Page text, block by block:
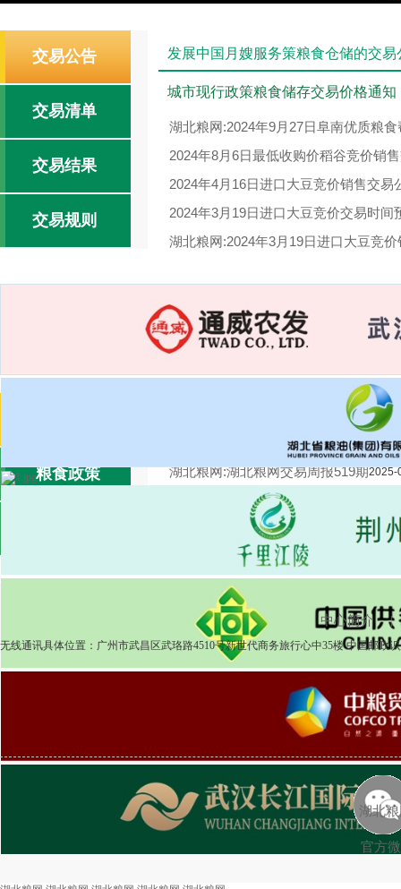
交易公告
交易清单
交易结果
交易规则
发展中国月嫂服务策粮食仓储的交易
城市现行政策粮食储存交易价格通知
湖北粮网:2024年9月27日阜南优质粮
2024年8月6日最低收购价稻谷竞价销
2024年4月16日进口大豆竞价销售交易
2024年3月19日进口大豆竞价交易时间
湖北粮网:2024年3月19日进口大豆竞
粮食政策
2025-04-18
湖北粮网:湖北粮网交易周报519期2025-
湖北粮网交易周报518期 2025-04-03
中心简介
|
无线通讯具体位置：广州市武昌区武珞路4510号新世代商务旅行心中35楼 中国邮政
湖北
官方